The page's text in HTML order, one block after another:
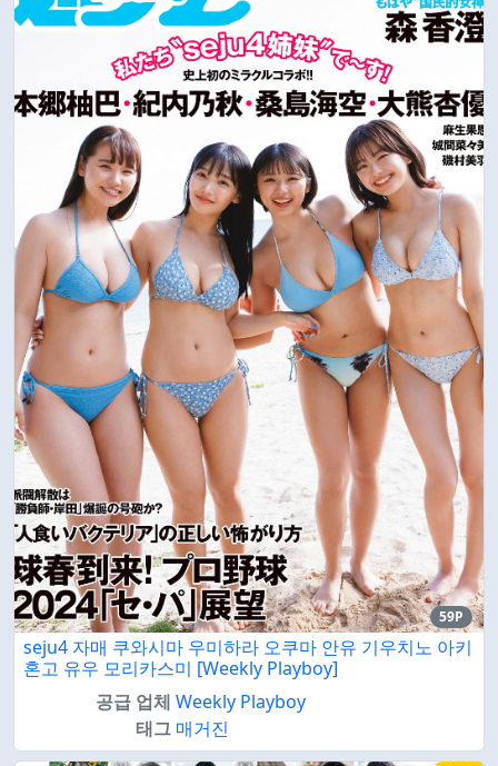
59P
seju4 자매 쿠와시마 우미하라 오쿠마 안유 기우치노 아키
혼고 유우 모리카스미 [Weekly Playboy]
공급 업체 Weekly Playboy
태그 매거진